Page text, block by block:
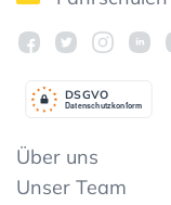
Datenschutzkonform
DSGVO
Über uns
Unser Team